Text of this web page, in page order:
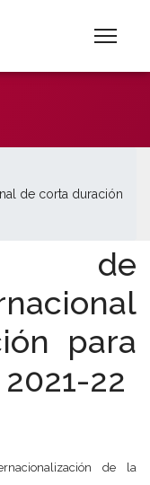
de corta duración
de
para
2021-22
de la